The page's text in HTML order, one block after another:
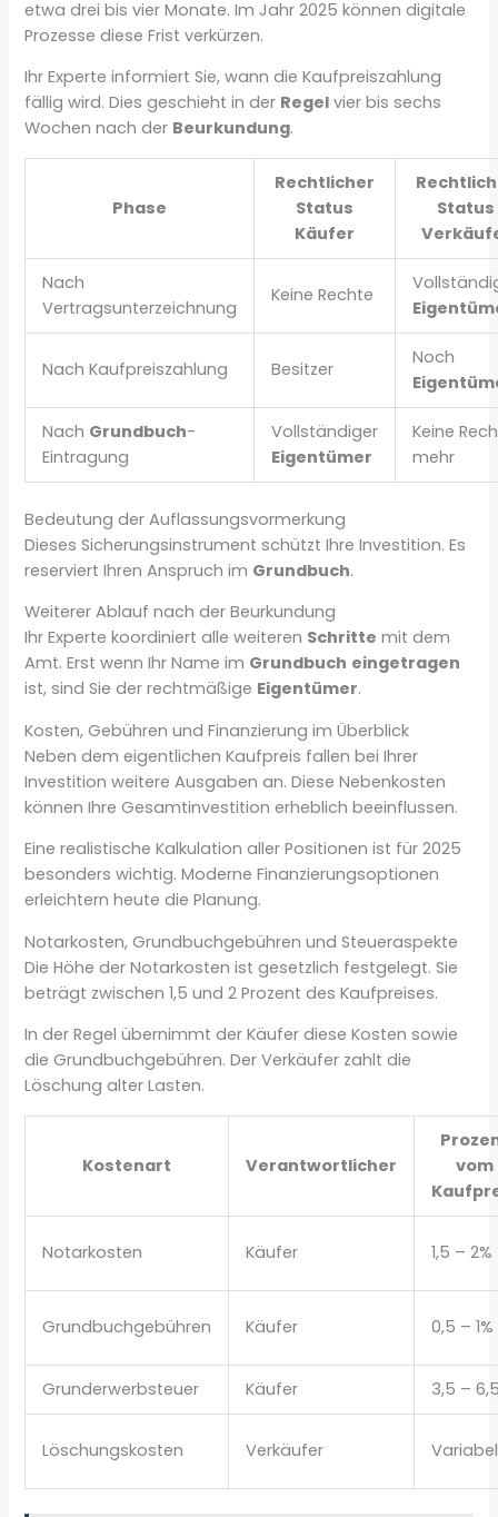
etwa drei bis vier Monate. Im Jahr 2025 können digitale
Prozesse diese Frist verkürzen.
Ihr Experte informiert Sie, wann die Kaufpreiszahlung
fällig wird. Dies geschieht in der Regel vier bis sechs
Wochen nach der Beurkundung.
Phase
Rechtlicher
Status
Käufer
Status
Nach
Vertragsunterzeichnung
Keine Rechte
Nach Kaufpreiszahlung Besitzer
Noch
Nach Grundbuch-
Eintragung
Vollständiger
Eigentümer
Keine
mehr
Bedeutung der Auflassungsvormerkung
Dieses Sicherungsinstrument schützt Ihre Investition. Es
reserviert Ihren Anspruch im Grundbuch.
Weiterer Ablauf nach der Beurkundung
Ihr Experte koordiniert alle weiteren Schritte mit dem
Amt. Erst wenn Ihr Name im Grundbuch eingetragen
ist, sind Sie der rechtmäßige Eigentümer.
Kosten, Gebühren und Finanzierung im Überblick
Neben dem eigentlichen Kaufpreis fallen bei Ihrer
Investition weitere Ausgaben an. Diese Nebenkosten
können Ihre Gesamtinvestition erheblich beeinflussen.
Eine realistische Kalkulation aller Positionen ist für 2025
besonders wichtig. Moderne Finanzierungsoptionen
erleichtern heute die Planung.
Notarkosten, Grundbuchgebühren und Steueraspekte
Die Höhe der Notarkosten ist gesetzlich festgelegt. Sie
beträgt zwischen 1,5 und 2 Prozent des Kaufpreises.
In der Regel übernimmt der Käufer diese Kosten sowie
die Grundbuchgebühren. Der Verkäufer zahlt die
Löschung alter Lasten.
Kostenart Verantwortlicher
vom
Notarkosten Käufer 1,5 – 2%
Grundbuchgebühren Käufer 0,5 – 1%
Grunderwerbsteuer Käufer 3,5 –
Löschungskosten Verkäufer Variabel